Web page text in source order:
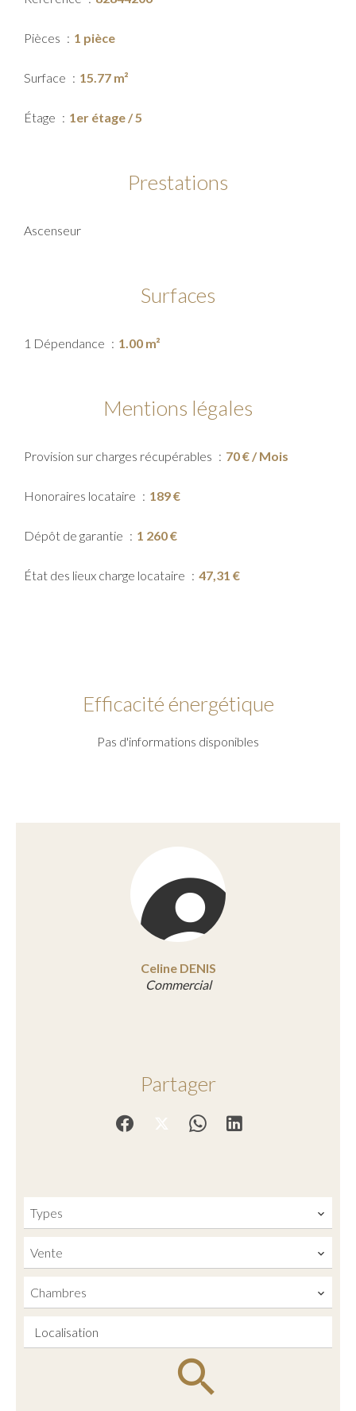
Pièces 1 pièce
Surface 15.77 m²
Étage 1er étage / 5
Prestations
Ascenseur
Surfaces
1 Dépendance 1.00 m²
Mentions légales
Provision sur charges récupérables 70 € / Mois
Honoraires locataire 189 €
Dépôt de garantie 1 260 €
État des lieux charge locataire 47,31 €
Efficacité énergétique
Pas d'informations disponibles
Celine DENIS
Commercial
Partager
Types
Vente
Chambres
Localisation